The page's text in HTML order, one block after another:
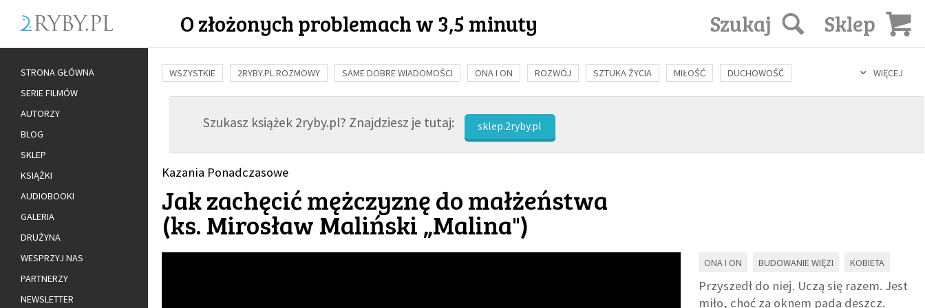
O złożonych problemach w 3,5 minuty Sklep
Szukaj
WIĘCEJ
WSZYSTKIE 2RYBY.PL ROZMOWY SAME DOBRE WIADOMOŚCI ONA I ON ROZWÓJ SZTUKA ŻYCIA MIŁOŚĆ DUCHOWOŚĆ
BUDOWANIE WIĘZI RODZINA NAUKA BIBLIA KOBIETA MĘŻCZYZNA RELIGIE FILOZOFIA KULTURA ŚWIĘCI SEKS IN VITRO
ADOPCJASzukasz książek 2ryby.pl? Znajdziesz je tutaj: sklep.2ryby.pl
Kazania Ponadczasowe
Jak zachęcić mężczyznę do małżeństwa
(ks. Mirosław Maliński „Malina")
ONA I ON BUDOWANIE WIĘZI KOBIETA
Przyszedł do niej. Uczą się razem. Jest
miło, choć za oknem pada deszcz.
STRONA GŁÓWNA
SERIE FILMÓW
AUTORZY
BLOG
SKLEP
KSIĄŻKI
AUDIOBOOKI
GALERIA
DRUŻYNA
WESPRZYJ NAS
PARTNERZY
NEWSLETTER